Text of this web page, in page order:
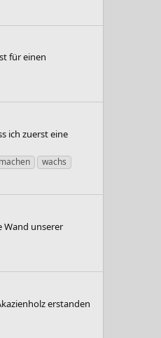
für einen
ich zuerst eine
wachs
Wand unserer
erstanden